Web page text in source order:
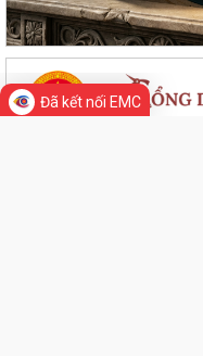
đức tại các di tích trên địa...
Quyết định Về việc ban
tích Phường Thạch Khôi,
Đã kết nối EMC